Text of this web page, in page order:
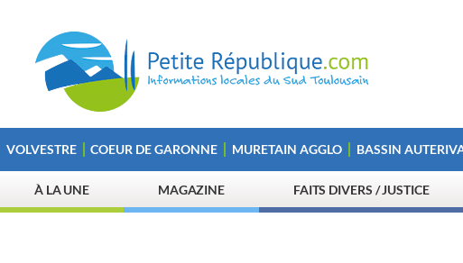
VOLVESTRE COEUR DE GARONNE MURETAIN AGGLO BASSIN
À LA UNE MAGAZINE FAITS DIVERS / JUSTICE